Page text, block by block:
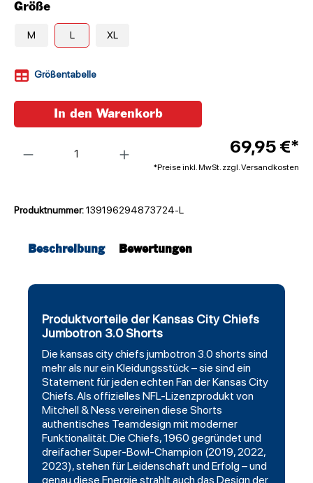
Größe
M L XL
Größentabelle
69,95 €*
*Preise inkl. MwSt. zzgl. Versandkosten
In den Warenkorb
Produktnummer:139196294873724-L
Beschreibung Bewertungen
Produktvorteile der Kansas City Chiefs
Jumbotron 3.0 Shorts
Die kansas city chiefs jumbotron 3.0 shorts sind
mehr als nur ein Kleidungsstück – sie sind ein
Statement für jeden echten Fan der Kansas City
Chiefs. Als offizielles NFL-Lizenzprodukt von
Mitchell& Ness vereinen diese Shorts
authentisches Teamdesign mit moderner
Funktionalität. Die Chiefs, 1960 gegründet und
dreifacher Super-Bowl-Champion (2019, 2022,
2023), stehen für Leidenschaft und Erfolg – und
genau diese Energie strahlt auch das Design der